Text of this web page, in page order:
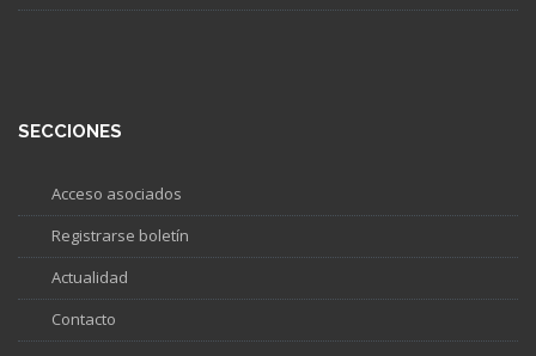
SECCIONES
Acceso asociados
Registrarse boletín
Actualidad
Contacto